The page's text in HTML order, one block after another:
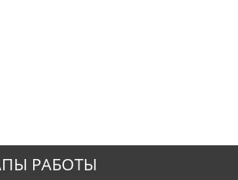
РАБОТЫ